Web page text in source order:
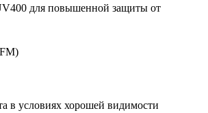
для повышенной защиты от
в условиях хорошей видимости